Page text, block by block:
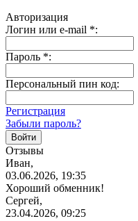
Авторизация
Логин или e-mail *:
Пароль *:
Персональный пин код:
Регистрация
Забыли пароль?
Отзывы
Иван,
03.06.2026, 19:35
Хороший обменник!
Сергей,
23.04.2026, 09:25